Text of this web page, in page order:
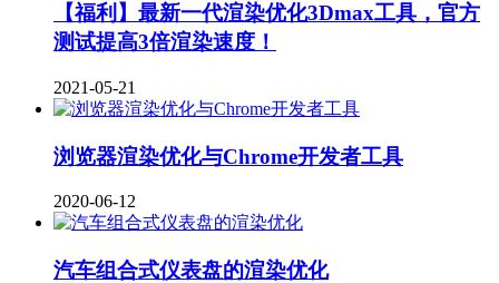
【福利】最新一代渲染优化3Dmax工具，官方
测试提高3倍渲染速度！
2021-05-21
浏览器渲染优化与Chrome开发者工具
2020-06-12
汽车组合式仪表盘的渲染优化